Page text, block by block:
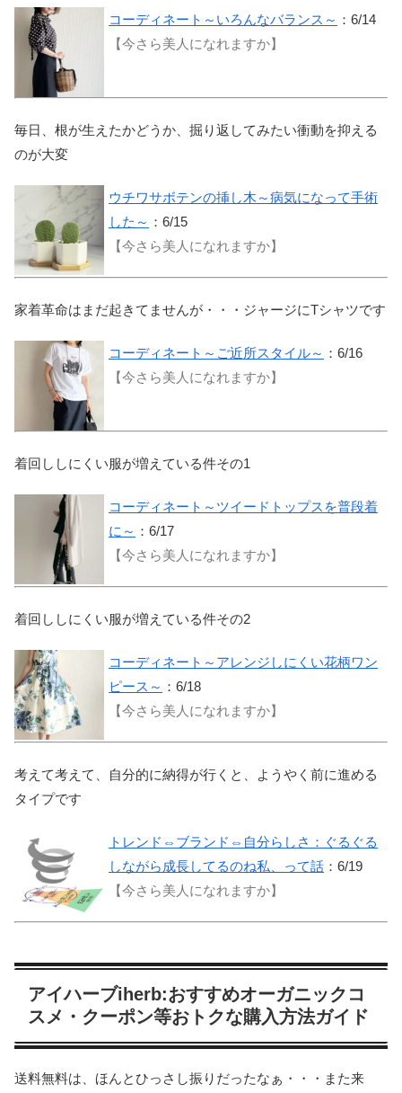
コーディネート～いろんなバランス～ ：6/14
【今さら美人になれますか】
毎日、根が生えたかどうか、掘り返してみたい衝動を抑える
のが大変
ウチワサボテンの挿し木～病気になって手術
した～ ：6/15
【今さら美人になれますか】
家着革命はまだ起きてませんが・・・ジャージにTシャツです
コーディネート～ご近所スタイル～ ：6/16
【今さら美人になれますか】
着回ししにくい服が増えている件その1
コーディネート～ツイードトップスを普段着
に～ ：6/17
【今さら美人になれますか】
着回ししにくい服が増えている件その2
コーディネート～アレンジしにくい花柄ワン
ピース～ ：6/18
【今さら美人になれますか】
考えて考えて、自分的に納得が行くと、ようやく前に進める
タイプです
トレンド⇔ブランド⇔自分らしさ：ぐるぐる
しながら成長してるのね私、って話 ：6/19
【今さら美人になれますか】
アイハーブiherb:おすすめオーガニックコ
スメ・クーポン等おトクな購入方法ガイド
送料無料は、ほんとひっさし振りだったなぁ・・・また来